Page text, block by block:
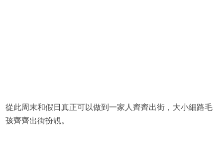
從此周末和假日真正可以做到一家人齊齊出街，大小細路毛
孩齊齊出街扮靚。